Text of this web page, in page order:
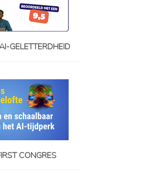
GELETTERDHEID
CONGRES